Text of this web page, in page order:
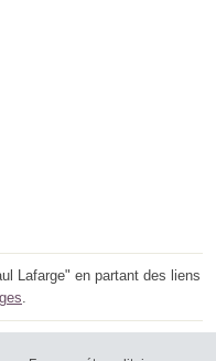
Lafarge" en partant des liens